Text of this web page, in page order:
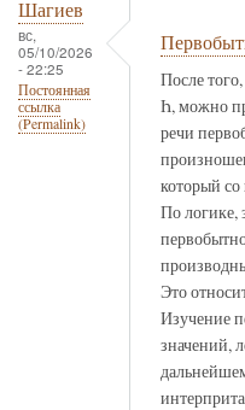
Шагиев
вс,
05/10/2026
- 22:25
Постоянная
ссылка
(Permalink)
После
Һ, можно
речи
который
По логике,
Это
Изучение
значений,